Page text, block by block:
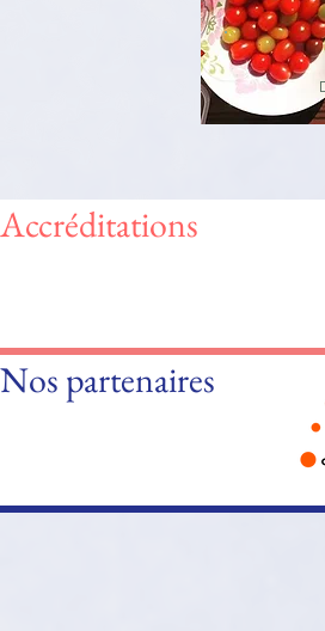
Accréditations
Nos partenaires